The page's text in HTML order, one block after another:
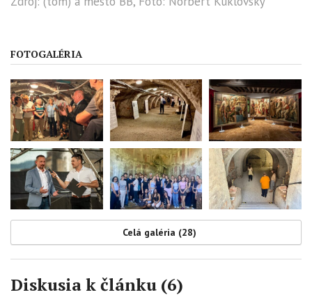
FOTOGALÉRIA
Celá galéria (28)
Diskusia k článku (6)